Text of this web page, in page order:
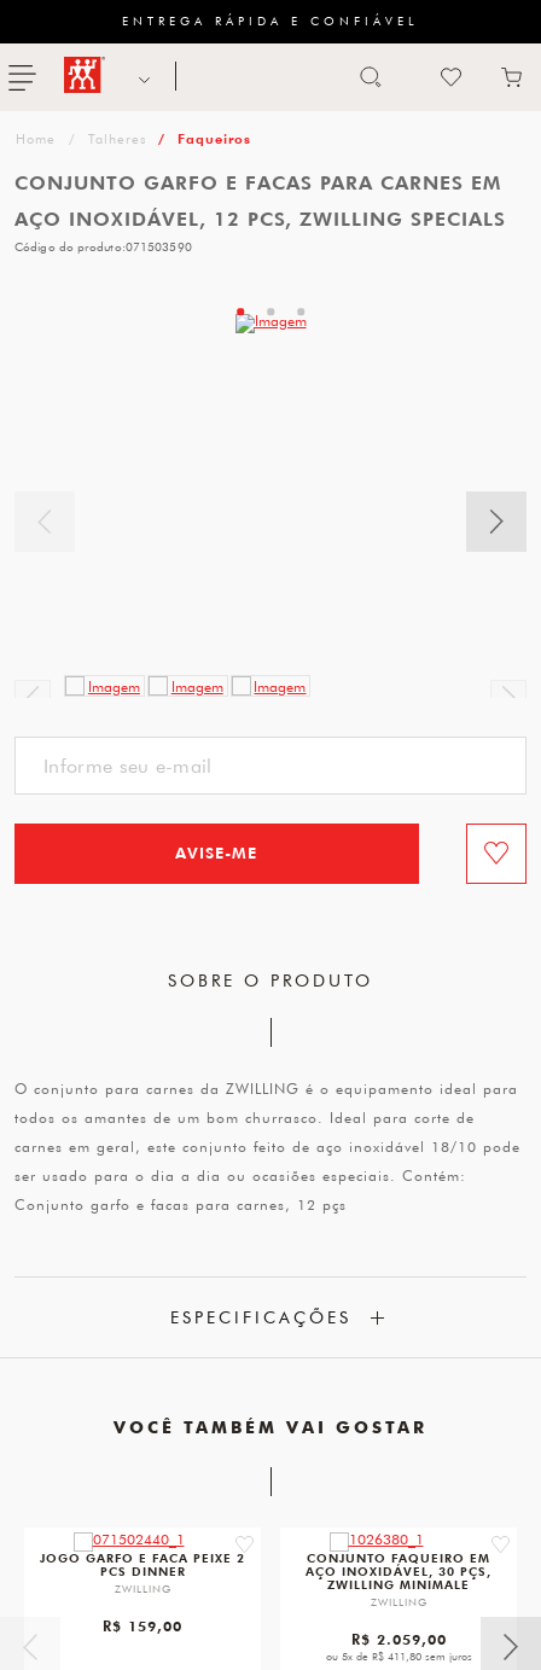
ENTREGA RÁPIDA E CONFIÁVEL
menu ZWILLING
categoria
Talheres Faqueiros
AVISE-ME
CONJUNTO GARFO E FACAS PARA CARNES EM
AÇO INOXIDÁVEL, 12 PCS, ZWILLING SPECIALS
Código do produto:071503590
SOBRE O PRODUTO
O conjunto para carnes da ZWILLING é o equipamento ideal para
todos os amantes de um bom churrasco. Ideal para corte de
carnes em geral, este conjunto feito de aço inoxidável 18/10 pode
ser usado para o dia a dia ou ocasiões especiais. Contém:
Conjunto garfo e facas para carnes, 12 pçs
ESPECIFICAÇÕES
VOCÊ TAMBÉM VAI GOSTAR
favorite
JOGO GARFO E FACA PEIXE 2
PCS DINNER
ZWILLING
R$ 159,00
CONJUNTO FAQUEIRO EM
AÇO INOXIDÁVEL, 30 PÇS,
ZWILLING MINIMALE
ZWILLING
R$ 2.059,00
ou 5x de R$ 411,80 sem juros